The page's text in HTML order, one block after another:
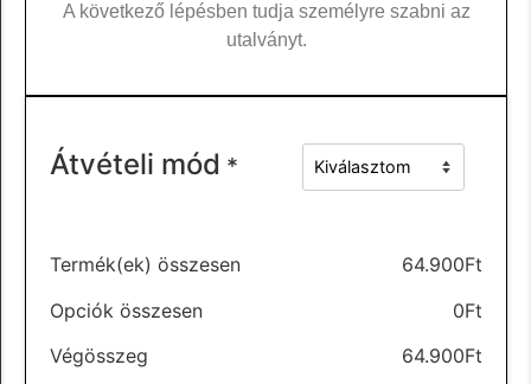
A következő lépésben tudja személyre szabni az
utalványt.
Átvételi mód *
Termék(ek) összesen 64.900Ft
Opciók összesen
0Ft
Végösszeg
64.900Ft